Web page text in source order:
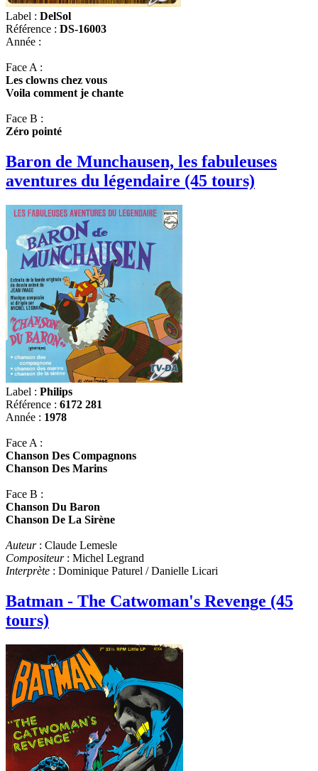
Label : DelSol
Référence : DS-16003
Année :
Face A :
Les clowns chez vous
Voila comment je chante
Face B :
Zéro pointé
Baron de Munchausen, les fabuleuses
aventures du légendaire (45 tours)
Label : Philips
Référence : 6172 281
Année : 1978
Face A :
Chanson Des Compagnons
Chanson Des Marins
Face B :
Chanson Du Baron
Chanson De La Sirène
Auteur: Claude Lemesle
Compositeur: Michel Legrand
Interprète : Dominique Paturel / Danielle Licari
Batman - The Catwoman's Revenge (45
tours)